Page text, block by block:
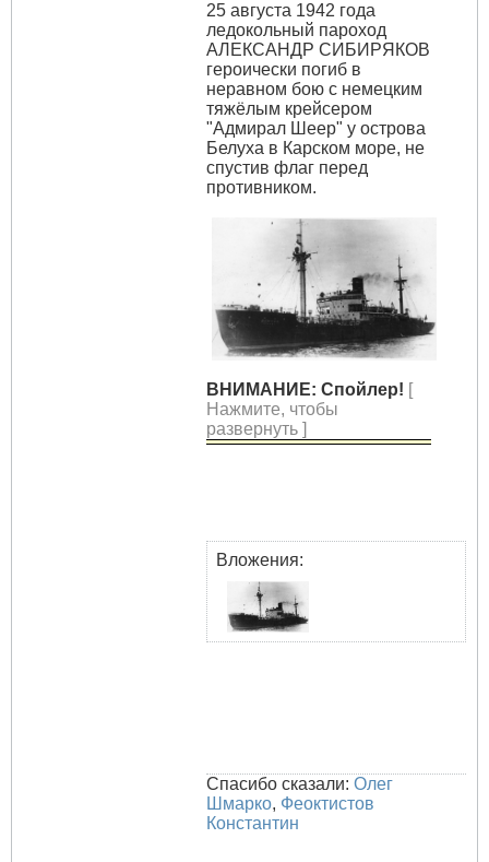
25 августа 1942 года
ледокольный пароход
АЛЕКСАНДР СИБИРЯКОВ
героически погиб в
неравном бою с немецким
тяжёлым крейсером
"Адмирал Шеер" у острова
Белуха в Карском море, не
спустив флаг перед
противником.
ВНИМАНИЕ: Спойлер! [
Нажмите, чтобы
развернуть ]
Вложения:
Спасибо сказали: Олег
Шмарко, Феоктистов
Константин